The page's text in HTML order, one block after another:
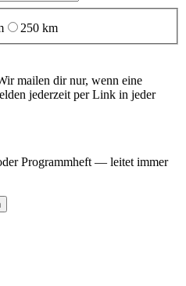
250 km
mailen dir nur, wenn eine
jederzeit per Link in jeder
Programmheft — leitet immer